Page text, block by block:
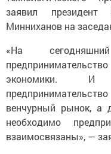
заявил
Минниханов на
«На
экономики. И
венчурный рынок, а
необходимо
взаимосвязаны», —